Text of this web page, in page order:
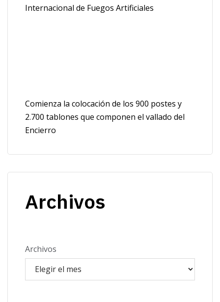
Internacional de Fuegos Artificiales
Comienza la colocación de los 900 postes y
2.700 tablones que componen el vallado del
Encierro
Archivos
Archivos